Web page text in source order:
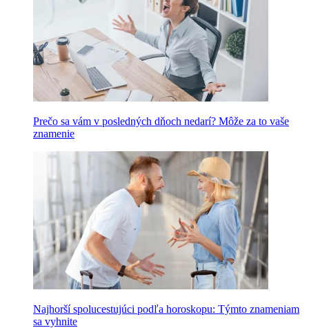
Prečo sa vám v posledných dňoch nedarí? Môže za to vaše
znamenie
Najhorší spolucestujúci podľa horoskopu: Týmto znameniam
sa vyhnite